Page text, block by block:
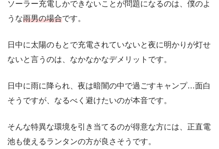
ソーラー充電しかできないことが問題になるのは、僕のよ
うな雨男の場合です。
日中に太陽のもとで充電されていないと夜に明かりが灯せ
ないと言うのは、なかなかなデメリットです。
日中に雨に降られ、夜は暗闇の中で過ごすキャンプ…面白
そうですが、なるべく避けたいのが本音です。
そんな特異な環境を引き当てるのが得意な方には、正直電
池も使えるランタンの方が良さそうです。